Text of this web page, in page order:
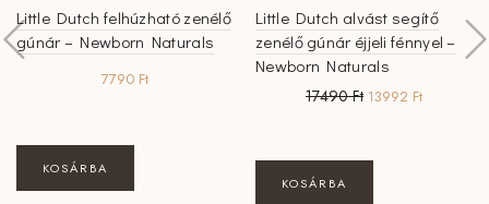
Little Dutch felhúzható zenélő
gúnár – Newborn Naturals
7790 Ft
KOSÁRBA
Little Dutch alvást segítő
zenélő gúnár éjjeli fénnyel –
Newborn Naturals
17490Ft Original
17490 Ft.
13992 FtCurrent
KOSÁRBA